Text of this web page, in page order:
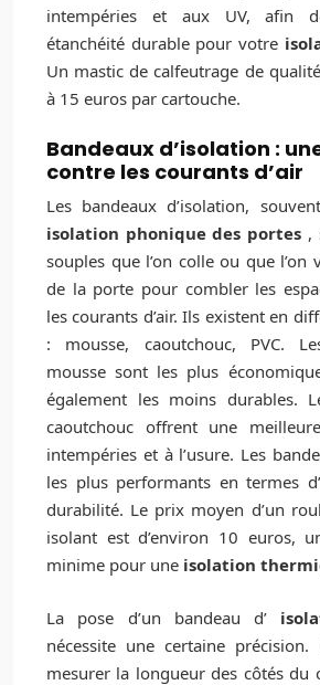
intempéries et aux UV, afin
étanchéité durable pour votre
Un mastic de calfeutrage de
à 15 euros par cartouche.
Bandeaux d’isolation :
contre les courants d’air
Les bandeaux d’isolation,
isolation phonique des portes ,
souples que l’on colle ou que l’on
de la porte pour combler les
les courants d’air. Ils existent en
: mousse, caoutchouc, PVC.
mousse sont les plus
également les moins durables.
caoutchouc offrent une
intempéries et à l’usure. Les
les plus performants en termes
durabilité. Le prix moyen d’un
isolant est d’environ 10 euros,
minime pour une isolation
La pose d’un bandeau d’
nécessite une certaine précision.
mesurer la longueur des côtés du